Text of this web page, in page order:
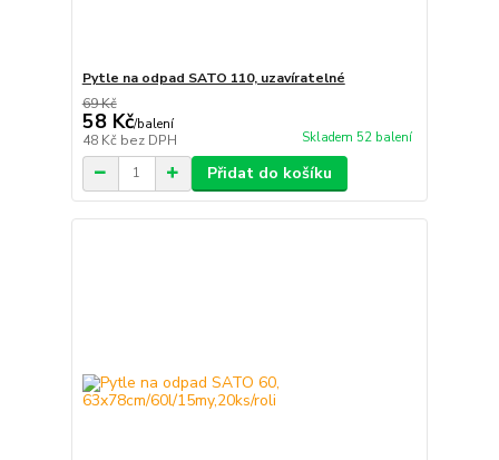
Pytle na odpad SATO 110, uzavíratelné
69 Kč
58 Kč/balení
48 Kč bez DPH Skladem 52 balení
Přidat do košíku